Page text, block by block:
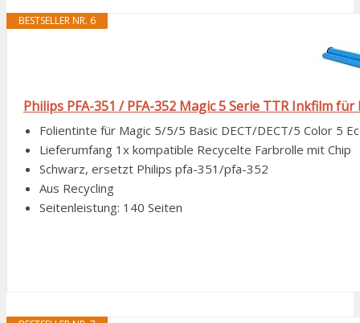
BESTSELLER NR. 6
Philips PFA-351 / PFA-352 Magic 5 Serie TTR Inkfilm
Folientinte für Magic 5/5/5 Basic DECT/DECT/5 Color 5
Lieferumfang 1x kompatible Recycelte Farbrolle mit Chip
Schwarz, ersetzt Philips pfa-351/pfa-352
Aus Recycling
Seitenleistung: 140 Seiten